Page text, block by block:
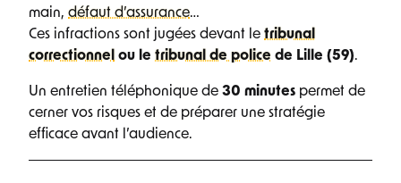
main, défaut d’assurance…
Ces infractions sont jugées devant le tribunal
correctionnel ou le tribunal de police de Lille (59).
Un entretien téléphonique de 30 minutes permet de
cerner vos risques et de préparer une stratégie
efficace avant l’audience.